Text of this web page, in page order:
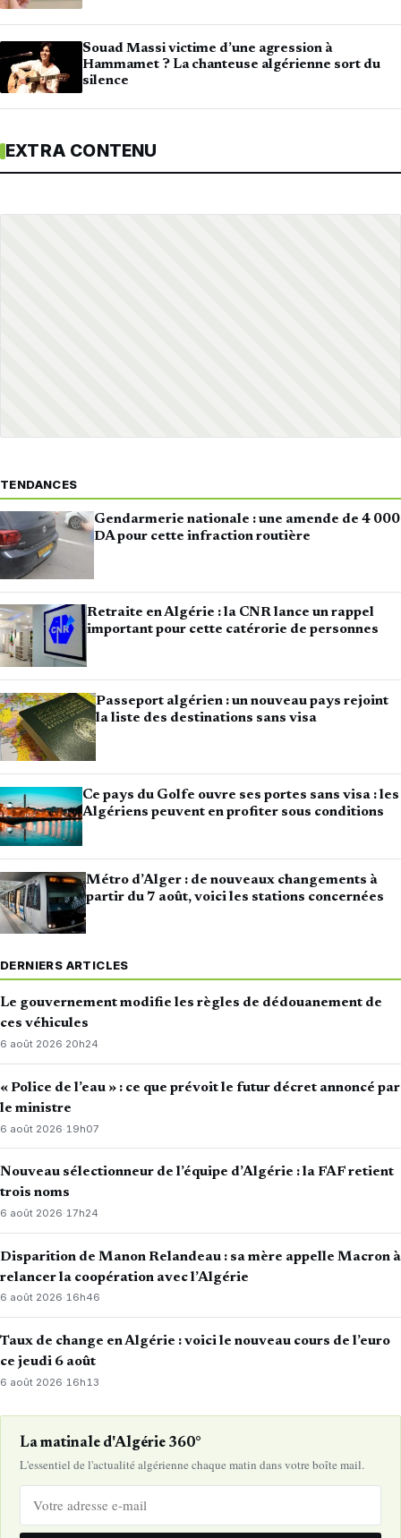
Souad Massi victime d’une agression à
Hammamet ? La chanteuse algérienne sort du
silence
EXTRA CONTENU
TENDANCES
Gendarmerie nationale : une amende de 4 000
DA pour cette infraction routière
Retraite en Algérie : la CNR lance un rappel
important pour cette catérorie de personnes
Passeport algérien : un nouveau pays rejoint
la liste des destinations sans visa
Ce pays du Golfe ouvre ses portes sans visa : les
Algériens peuvent en profiter sous conditions
Métro d’Alger : de nouveaux changements à
partir du 7 août, voici les stations concernées
DERNIERS ARTICLES
Le gouvernement modifie les règles de dédouanement de
ces véhicules
6 août 2026·20h24
« Police de l’eau » : ce que prévoit le futur décret annoncé par
le ministre
6 août 2026· 19h07
Nouveau sélectionneur de l’équipe d’Algérie : la FAF retient
trois noms
6 août 2026·17h24
Disparition de Manon Relandeau : sa mère appelle Macron à
relancer la coopération avec l’Algérie
6 août 2026·16h46
Taux de change en Algérie : voici le nouveau cours de l’euro
ce jeudi 6 août
6 août 2026·16h13
La matinale d'Algérie 360°
L'essentiel de l'actualité algérienne chaque matin dans votre boîte mail.